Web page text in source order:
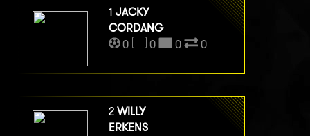
1 JACKY
CORDANG
0
0 0 0
2 WILLY
ERKENS